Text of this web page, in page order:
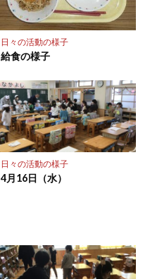
日々の活動の様子
給食の様子
日々の活動の様子
4月16日（水）